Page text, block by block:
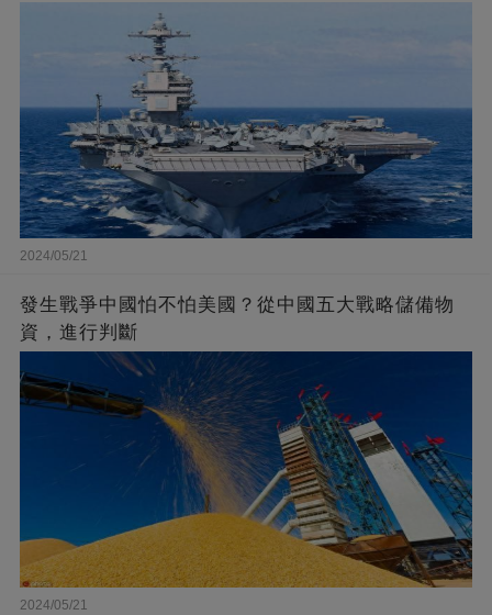
2024/05/21
發生戰爭中國怕不怕美國？從中國五大戰略儲備物
資，進行判斷
2024/05/21